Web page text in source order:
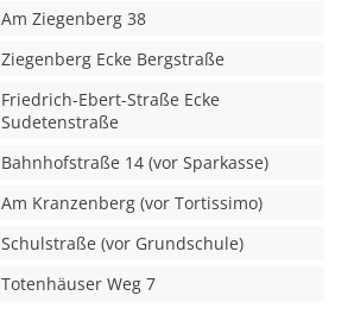
Am Ziegenberg 38
Ziegenberg Ecke Bergstraße
Friedrich-Ebert-Straße Ecke
Sudetenstraße
Bahnhofstraße 14 (vor Sparkasse)
Am Kranzenberg (vor Tortissimo)
Schulstraße (vor Grundschule)
Totenhäuser Weg 7